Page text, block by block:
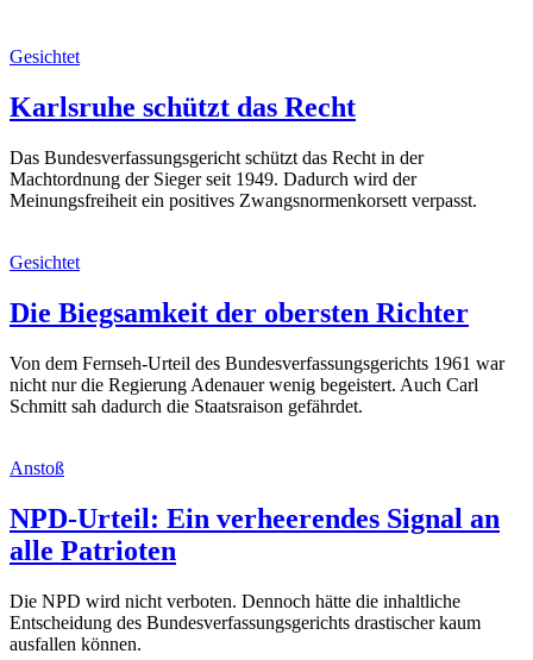
Gesichtet
Karlsruhe schützt das Recht
Das Bundesverfassungsgericht schützt das Recht in der
Machtordnung der Sieger seit 1949. Dadurch wird der
Meinungsfreiheit ein positives Zwangsnormenkorsett verpasst.
Gesichtet
Die Biegsamkeit der obersten Richter
Von dem Fernseh-Urteil des Bundesverfassungsgerichts 1961 war
nicht nur die Regierung Adenauer wenig begeistert. Auch Carl
Schmitt sah dadurch die Staatsraison gefährdet.
Anstoß
NPD-Urteil: Ein verheerendes Signal an
alle Patrioten
Die NPD wird nicht verboten. Dennoch hätte die inhaltliche
Entscheidung des Bundesverfassungsgerichts drastischer kaum
ausfallen können.